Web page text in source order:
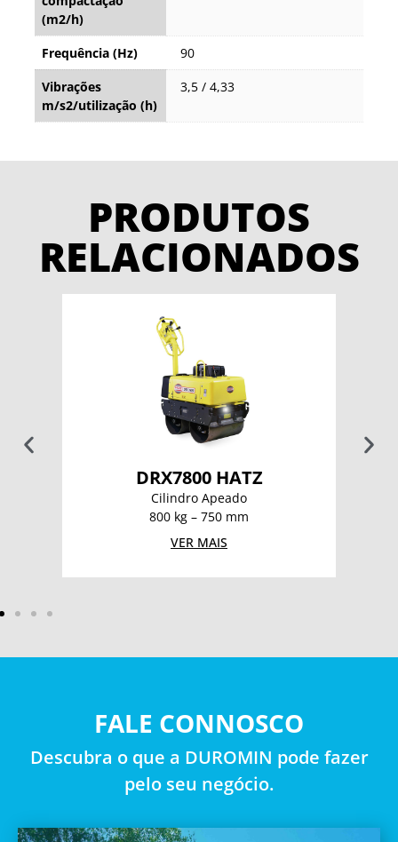
(m2/h)
Frequência (Hz)
90
Vibrações
m/s2/utilização (h)
3,5 / 4,33
PRODUTOS
RELACIONADOS
DRX7800 HATZ
Cilindro Apeado
800 kg – 750 mm
VER MAIS
FALE CONNOSCO
Descubra o que a DUROMIN pode fazer
pelo seu negócio.